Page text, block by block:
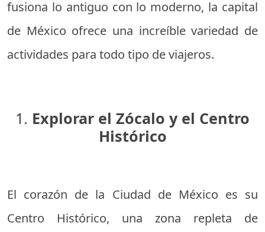
fusiona lo antiguo con lo moderno, la capital
de México ofrece una increíble variedad de
actividades para todo tipo de viajeros.
1. Explorar el Zócalo y el Centro
Histórico
El corazón de la Ciudad de México es su
Centro Histórico, una zona repleta de